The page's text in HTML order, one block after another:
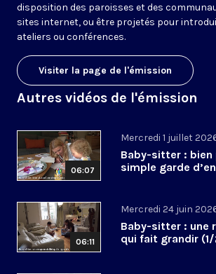
disposition des paroisses et des
sites internet, ou être projetés pour
ateliers ou conférences.
Visiter la page de l'émission
Autres vidéos de l'émission
06:07
Mercredi 1 juillet
Baby-sitter : bien
simple garde
06:11
Mercredi 24 juin
Baby-sitter : une
qui fait grandir